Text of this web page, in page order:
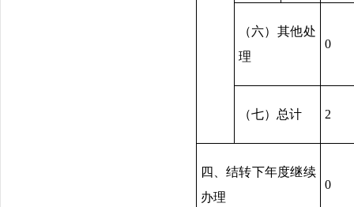
（六）其他处
理
0
（七）总计 2
四、结转下年度继续
办理
0